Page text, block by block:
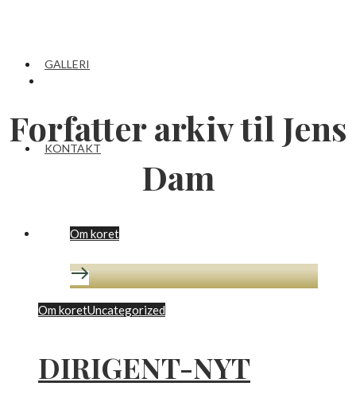
GALLERI
KONTAKT
Forfatter arkiv til Jens
Dam
Om koret
Om koretUncategorized
DIRIGENT-NYT